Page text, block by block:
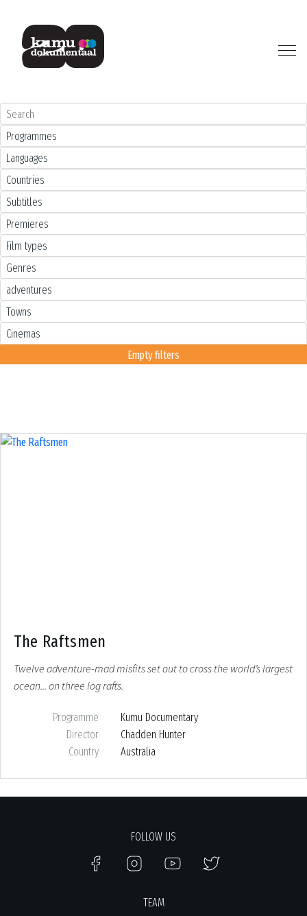
Empty filters
The Raftsmen
Twelve adventure-mad misfits set out to cross the world’s largest
ocean... on three log rafts.
Programme
Kumu Documentary
Director
Chadden Hunter
Country
Australia
FOLLOW US
TEAM